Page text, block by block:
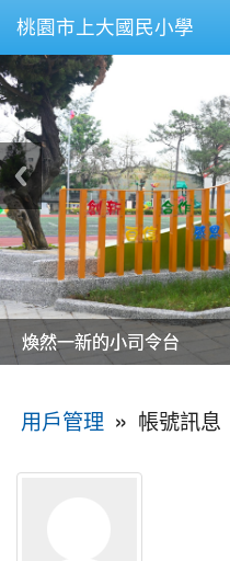
桃園市上大國民小學
美麗的操場是我們活力的來
美麗的操場是我們活力的來
煥然一新的小司令台
煥然一新的小司令台
富含桃園埤塘田園風光意象
富含桃園埤塘田園風光意象
嶄新的中庭廣場
嶄新的中庭廣場
水生池生生不息
水生池生生不息
用戶管理 » 帳號訊息